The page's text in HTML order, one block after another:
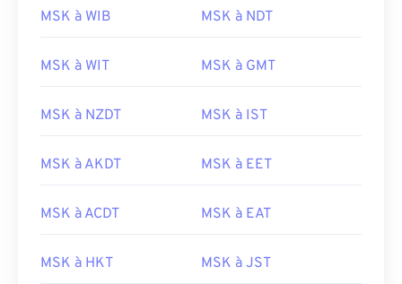
MSK à WIB MSK à NDT
MSK à WIT MSK à GMT
MSK à NZDT MSK à IST
MSK à AKDT MSK à EET
MSK à ACDT MSK à EAT
MSK à HKT MSK à JST